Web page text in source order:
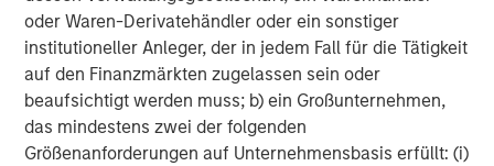
oder Waren-Derivatehändler oder ein sonstiger
institutioneller Anleger, der in jedem Fall für die Tätigkeit
auf den Finanzmärkten zugelassen sein oder
beaufsichtigt werden muss; b) ein Großunternehmen,
das mindestens zwei der folgenden
Größenanforderungen auf Unternehmensbasis erfüllt: (i)
global franchise and relationships with leading
corporates, management teams and financial sponsors,
to source attractive opportunities for its investment
funds.Morgan Stanley’s roots in private equity investing
date back to 1985 with the Morgan Stanley Capital
Partners private equity funds.